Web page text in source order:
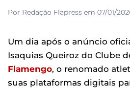
Por Redação Flapress em 07/01/
Um dia após o anúncio
Isaquias Queiroz do Clube
Flamengo, o renomado
suas plataformas digitais